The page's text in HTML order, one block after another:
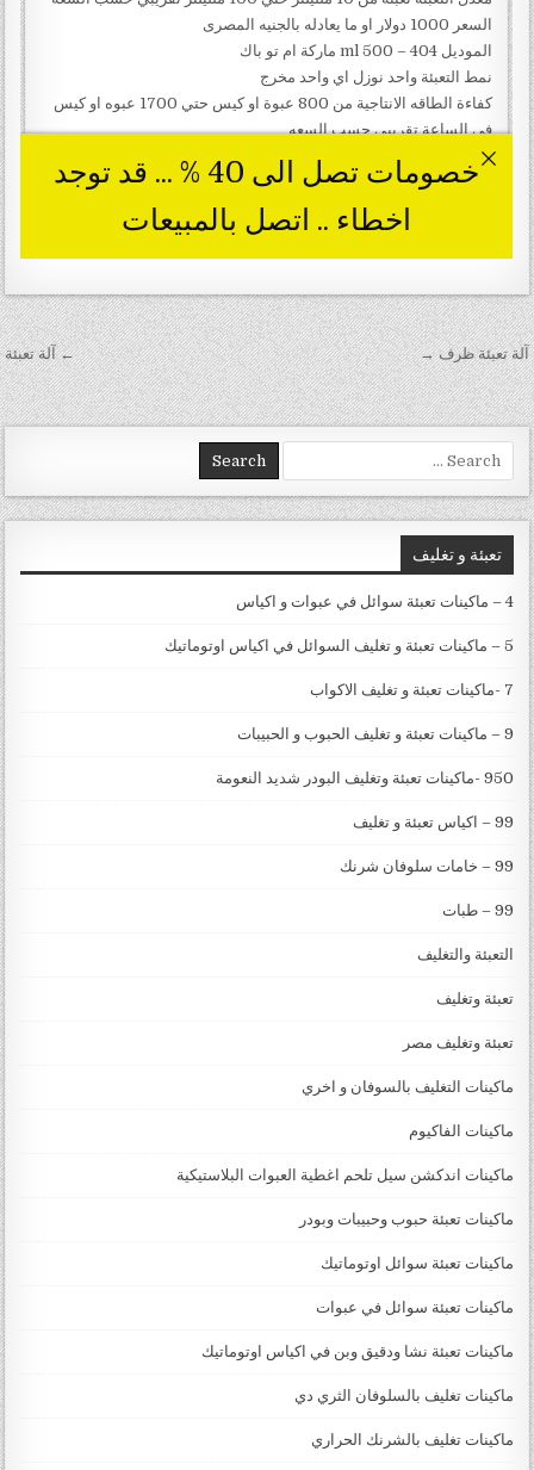
تصفّح المقالات ← آلة تعبئة آلة تعبئة ظرف →
Search for:
تعبئة و تغليف
4 – ماكينات تعبئة سوائل في عبوات و اكياس
5 – ماكينات تعبئة و تغليف السوائل في اكياس اوتوماتيك
7 -ماكينات تعبئة و تغليف الاكواب
9 – ماكينات تعبئة و تغليف الحبوب و الحبيبات
950 -ماكينات تعبئة وتغليف البودر شديد النعومة
99 – اكياس تعبئة و تغليف
99 – خامات سلوفان شرنك
99 – طبات
التعبئة والتغليف
تعبئة وتغليف
تعبئة وتغليف مصر
ماكينات التغليف بالسوفان و اخري
ماكينات الفاكيوم
ماكينات اندكشن سيل تلحم اغطية العبوات البلاستيكية
ماكينات تعبئة حبوب وحبيبات وبودر
ماكينات تعبئة سوائل اوتوماتيك
ماكينات تعبئة سوائل في عبوات
ماكينات تعبئة نشا ودقيق وبن في اكياس اوتوماتيك
ماكينات تغليف بالسلوفان الثري دي
ماكينات تغليف بالشرنك الحراري